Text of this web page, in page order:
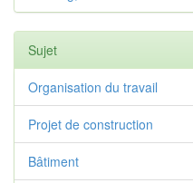
Sujet
Organisation du travail
Projet de construction
Bâtiment